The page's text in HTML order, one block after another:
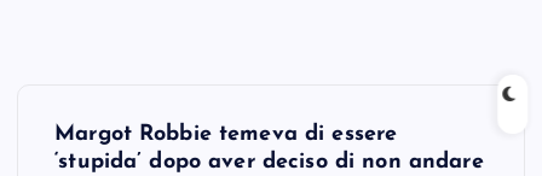
Margot Robbie temeva di essere
‘stupida’ dopo aver deciso di non andare